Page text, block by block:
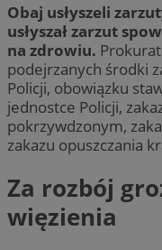
Obaj usłyszeli
usłyszał zarzut
na zdrowiu.
podejrzanych środki
Policji, obowiązku
jednostce Policji,
pokrzywdzonym,
zakazu opuszczania
Za rozbój
więzienia